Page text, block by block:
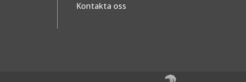
Kontakta oss